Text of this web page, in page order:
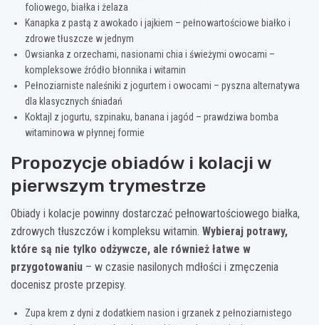
foliowego, białka i żelaza
Kanapka z pastą z awokado i jajkiem – pełnowartościowe białko i
zdrowe tłuszcze w jednym
Owsianka z orzechami, nasionami chia i świeżymi owocami –
kompleksowe źródło błonnika i witamin
Pełnoziarniste naleśniki z jogurtem i owocami – pyszna alternatywa
dla klasycznych śniadań
Koktajl z jogurtu, szpinaku, banana i jagód – prawdziwa bomba
witaminowa w płynnej formie
Propozycje obiadów i kolacji w
pierwszym trymestrze
Obiady i kolacje powinny dostarczać pełnowartościowego białka,
zdrowych tłuszczów i kompleksu witamin. Wybieraj potrawy,
które są nie tylko odżywcze, ale również łatwe w
przygotowaniu – w czasie nasilonych mdłości i zmęczenia
docenisz proste przepisy.
Zupa krem z dyni z dodatkiem nasion i grzanek z pełnoziarnistego